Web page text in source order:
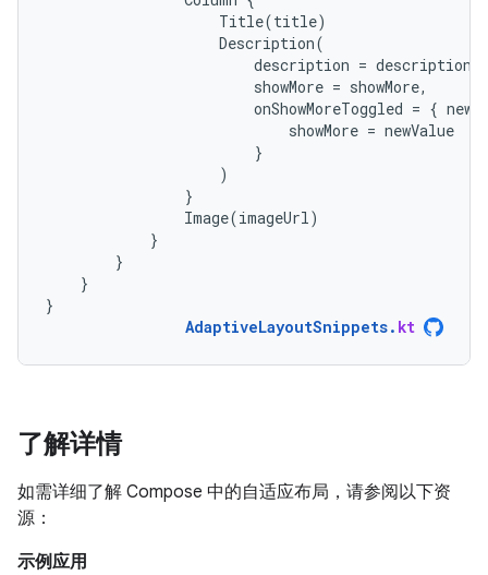
Title(title)
Description(
description = description
showMore = showMore,
onShowMoreToggled = {
showMore = newValue
}
)
}
Image(imageUrl)
}
}
}
}
AdaptiveLayoutSnippets. kt
了解详情
如需详细了解 Compose 中的自适应布局，请参阅以下资
源：
示例应用